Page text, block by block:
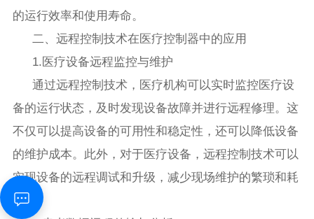
的运行效率和使用寿命。
二、远程控制技术在医疗控制器中的应用
1.医疗设备远程监控与维护
通过远程控制技术，医疗机构可以实时监控医疗设
备的运行状态，及时发现设备故障并进行远程修理。这
不仅可以提高设备的可用性和稳定性，还可以降低设备
的维护成本。此外，对于医疗设备，远程控制技术可以
实现设备的远程调试和升级，减少现场维护的繁琐和耗
时。